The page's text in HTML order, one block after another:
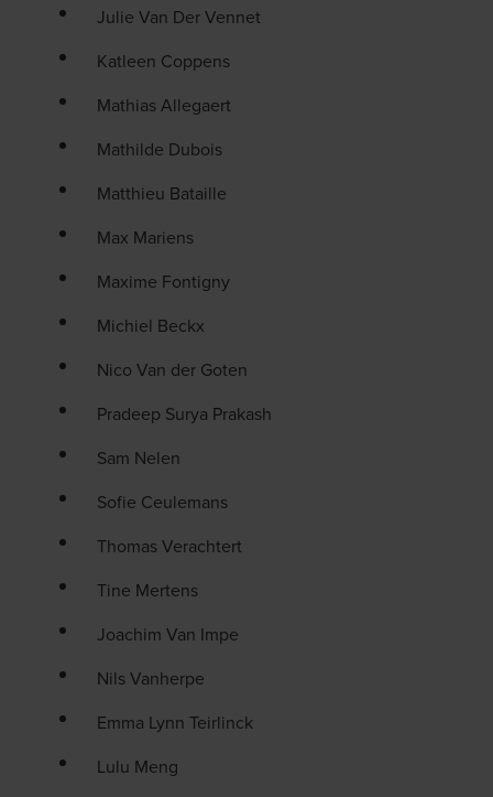
domaine ou un site Web usurpe l'identité de BDO,
Julie Van Der Vennet
Katleen Coppens
Mathias Allegaert
Mathilde Dubois
Matthieu Bataille
Max Mariens
Maxime Fontigny
Michiel Beckx
Nico Van der Goten
Pradeep Surya Prakash
Sam Nelen
Sofie Ceulemans
Thomas Verachtert
Tine Mertens
Joachim Van Impe
Nils Vanherpe
Emma Lynn Teirlinck
Lulu Meng